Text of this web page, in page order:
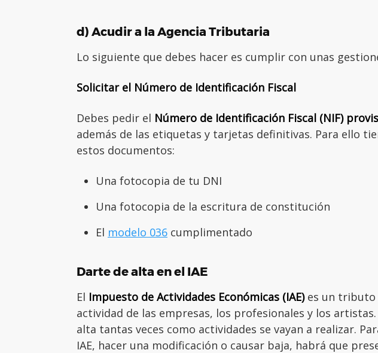
d) Acudir a la Agencia Tributaria
Lo siguiente que debes hacer es cumplir con unas
Solicitar el Número de Identificación Fiscal
Debes pedir el Número de Identificación Fiscal (NIF)
además de las etiquetas y tarjetas definitivas. Para ello
estos documentos:
Una fotocopia de tu DNI
Una fotocopia de la escritura de constitución
El modelo 036 cumplimentado
Darte de alta en el IAE
El Impuesto de Actividades Económicas (IAE)es un tributo
actividad de las empresas, los profesionales y los
alta tantas veces como actividades se vayan a realizar.
IAE, hacer una modificación o causar baja, habrá que